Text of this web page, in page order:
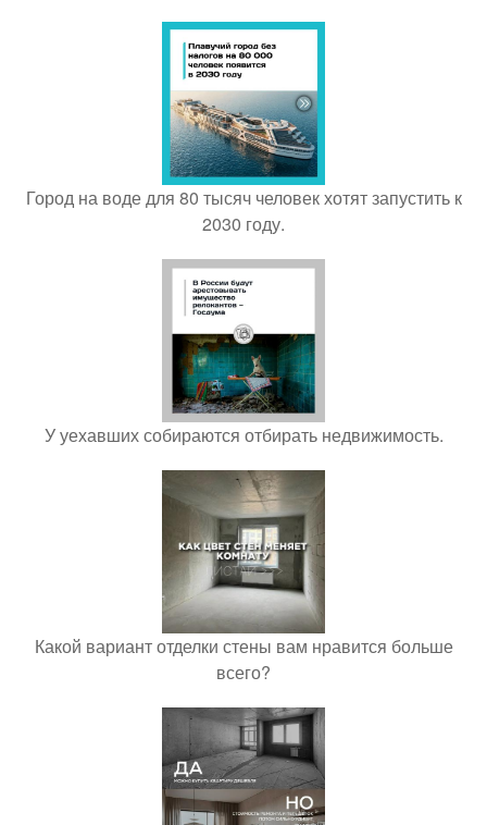
Город на воде для 80 тысяч человек хотят запустить к
2030 году.
У уехавших собираются отбирать недвижимость.
Какой вариант отделки стены вам нравится больше
всего?